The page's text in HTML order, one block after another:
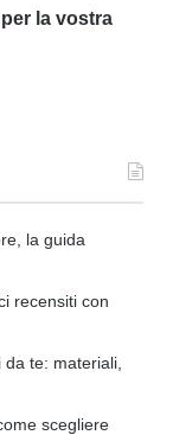
la vostra
la guida
recensiti con
te: materiali,
scegliere